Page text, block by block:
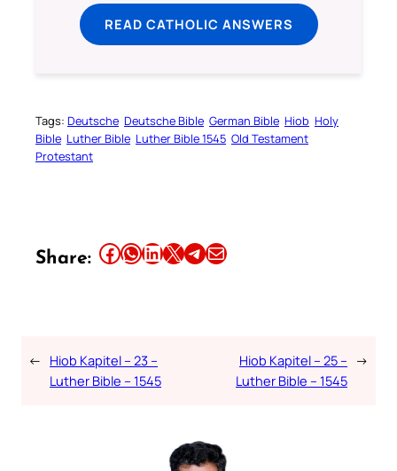
READ CATHOLIC ANSWERS
Tags: Deutsche Deutsche Bible German Bible Hiob Holy
Bible Luther Bible Luther Bible 1545 Old Testament
Protestant
Share: Share this article on Facebook Share this article on WhatsApp Share this article on LinkedIn Share this article on X Share this article on TelegramEmail this Article
← Hiob Kapitel – 23 –
Luther Bible – 1545
Hiob Kapitel – 25 –
Luther Bible – 1545
→